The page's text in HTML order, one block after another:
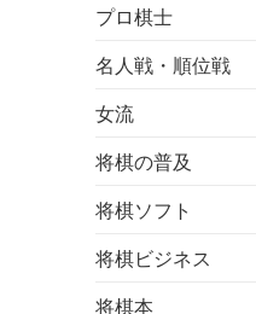
プロ棋士
名人戦・順位戦
女流
将棋の普及
将棋ソフト
将棋ビジネス
将棋本